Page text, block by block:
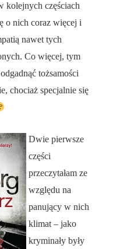
kolejnych częściach
o nich coraz więcej i
nawet tych
Co więcej, tym
tożsamości
chociaż specjalnie się
Dwie pierwsze
części
przeczytałam ze
względu na
panujący w nich
klimat – jako
kryminały były